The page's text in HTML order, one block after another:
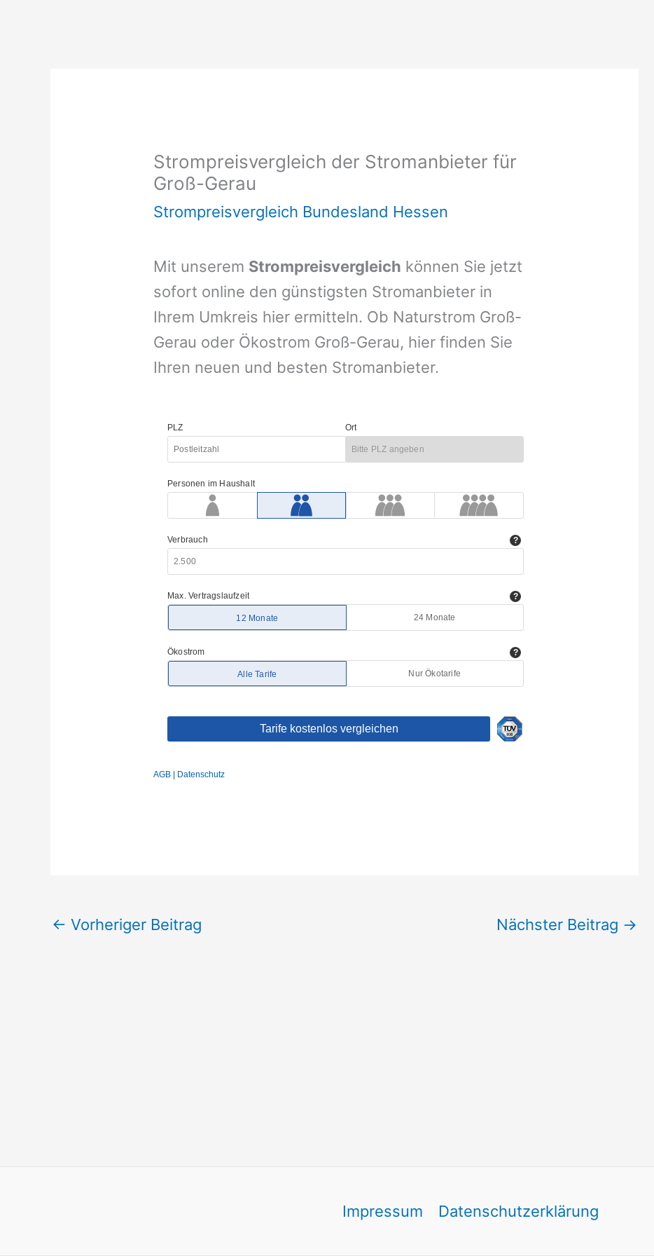
Strompreisvergleich der Stromanbieter für
Groß-Gerau
Strompreisvergleich Bundesland Hessen
Mit unserem Strompreisvergleich können Sie jetzt
sofort online den günstigsten Stromanbieter in
Ihrem Umkreis hier ermitteln. Ob Naturstrom Groß-
Gerau oder Ökostrom Groß-Gerau, hier finden Sie
Ihren neuen und besten Stromanbieter.
← Vorheriger Beitrag Nächster Beitrag →
Impressum Datenschutzerklärung